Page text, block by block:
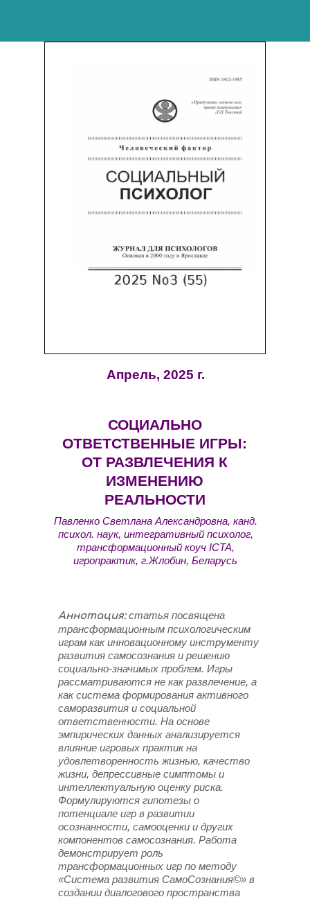
Апрель, 2025 г.
СОЦИАЛЬНО
ОТВЕТСТВЕННЫЕ ИГРЫ:
ОТ РАЗВЛЕЧЕНИЯ К
ИЗМЕНЕНИЮ
РЕАЛЬНОСТИ
Павленко Светлана Александровна, канд.
психол. наук, интегративный психолог,
трансформационный коуч ICTA,
игропрактик, г.Жлобин, Беларусь
Аннотация:статья посвящена
трансформационным психологическим
играм как инновационному инструменту
развития самосознания и решению
социально-значимых проблем. Игры
рассматриваются не как развлечение, а
как система формирования активного
саморазвития и социальной
ответственности. На основе
эмпирических данных анализируется
влияние игровых практик на
удовлетворенность жизнью, качество
жизни, депрессивные симптомы и
интеллектуальную оценку риска.
Формулируются гипотезы о
потенциале игр в развитии
осознанности, самооценки и других
компонентов самосознания. Работа
демонстрирует роль
трансформационных игр по методу
«Система развития СамоСознания©» в
создании диалогового пространства